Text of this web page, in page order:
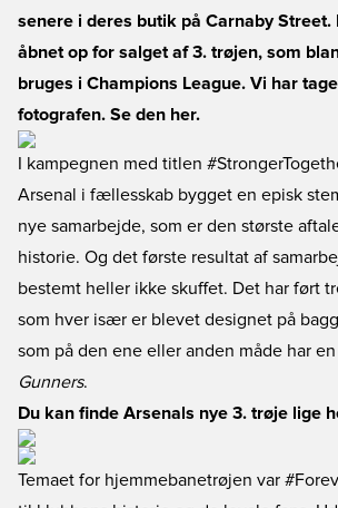
senere i deres butik på Carnaby Street.
åbnet op for salget af 3. trøjen, som
bruges i Champions League. Vi har
fotografen. Se den her.
I kampegnen med titlen
Arsenal i fællesskab bygget en episk
nye samarbejde, som er den største
historie. Og det første resultat af
bestemt heller ikke skuffet. Det har ført
som hver især er blevet designet på
som på den ene eller anden måde har
Gunners.
Du kan finde Arsenals nye 3. trøje lige
Temaet for hjemmebanetrøjen var